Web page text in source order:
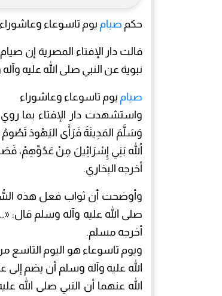
حكم صيام يوم تاسوعاء وعاشوراء
قالت دار الإفتاء المصرية إن
نبوية عن النبي صلى الله عليه
صيام يوم تاسوعاء وعاشوراء
واستشهدت دار الإفتاء بما
وَسَلَّمَ المَدِينَةَ فَرَأَى اليَهُودَ تَصُومُ
اللهُ بَنِي إِسْرَائِيلَ مِنْ عَدُوِّهِمْ،
أخرجه البخاري.
وأوضحت أن ثواب فعل هذه
صلى الله عليه وآله وسلم قال:
أخرجه مسلم.
ويوم تاسوعاء هو اليوم
الله عليه وآله وسلم أن يضم
الله عنهما أن النبي صلى الله